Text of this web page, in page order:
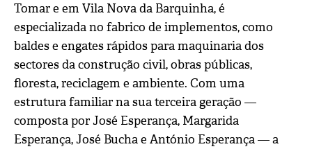
Tomar e em Vila Nova da Barquinha, é
especializada no fabrico de implementos, como
baldes e engates rápidos para maquinaria dos
sectores da construção civil, obras públicas,
floresta, reciclagem e ambiente. Com uma
estrutura familiar na sua terceira geração —
composta por José Esperança, Margarida
Esperança, José Bucha e António Esperança — a